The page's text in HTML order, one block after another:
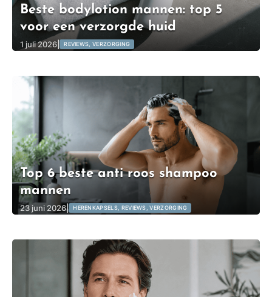
Beste bodylotion mannen: top 5
voor een verzorgde huid
1 juli 2026 REVIEWS, VERZORGING
Top 6 beste anti roos shampoo
mannen
23 juni 2026| HERENKAPSELS, REVIEWS, VERZORGING